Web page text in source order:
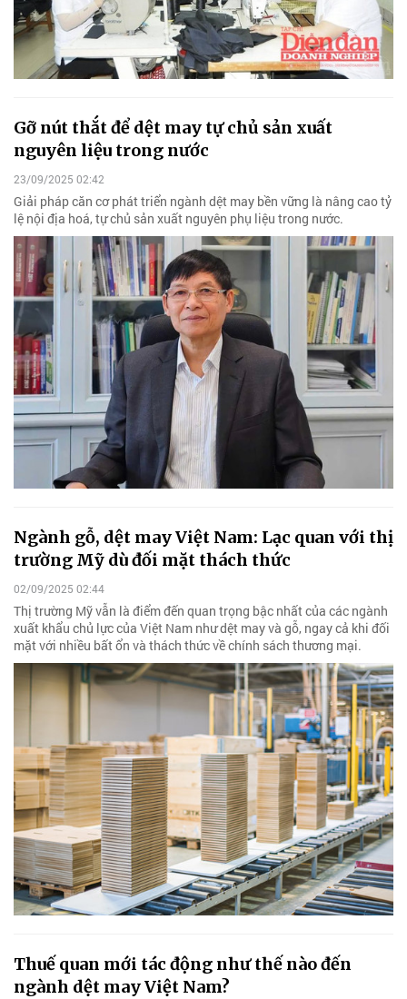
Gỡ nút thắt để dệt may tự chủ sản xuất
nguyên liệu trong nước
23/09/2025 02:42
Giải pháp căn cơ phát triển ngành dệt may bền vững là nâng cao tỷ
lệ nội địa hoá, tự chủ sản xuất nguyên phụ liệu trong nước.
Ngành gỗ, dệt may Việt Nam: Lạc quan với thị
trường Mỹ dù đối mặt thách thức
02/09/2025 02:44
Thị trường Mỹ vẫn là điểm đến quan trọng bậc nhất của các ngành
xuất khẩu chủ lực của Việt Nam như dệt may và gỗ, ngay cả khi đối
mặt với nhiều bất ổn và thách thức về chính sách thương mại.
Thuế quan mới tác động như thế nào đến
ngành dệt may Việt Nam?